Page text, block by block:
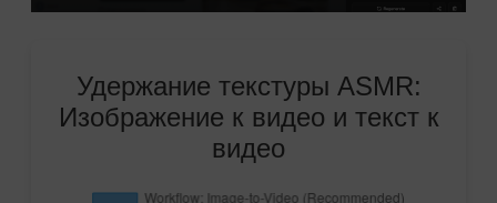
Удержание текстуры ASMR:
Изображение к видео и текст к
видео